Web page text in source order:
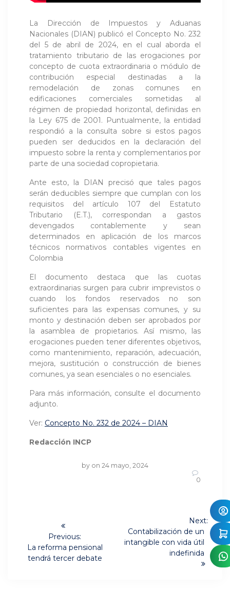
La Dirección de Impuestos y Aduanas
Nacionales (DIAN) publicó el Concepto No. 232
del 5 de abril de 2024, en el cual aborda el
tratamiento tributario de las erogaciones por
concepto de cuota extraordinaria o módulo de
contribución especial destinadas a la
remodelación de zonas comunes en
edificaciones comerciales sometidas al
régimen de propiedad horizontal, definidas en
la Ley 675 de 2001. Puntualmente, la entidad
respondió a la consulta sobre si estos pagos
pueden ser deducidos en la declaración del
impuesto sobre la renta y complementarios por
parte de una sociedad copropietaria.
Ante esto, la DIAN precisó que tales pagos
serán deducibles siempre que cumplan con los
requisitos del artículo 107 del Estatuto
Tributario (E.T.), correspondan a gastos
devengados contablemente y sean
determinados en aplicación de los marcos
técnicos normativos contables vigentes en
Colombia
El documento destaca que las cuotas
extraordinarias surgen para cubrir imprevistos o
cuando los fondos reservados no son
suficientes para las expensas comunes, y su
monto y destinación deben ser aprobados por
la asamblea de propietarios. Así mismo, las
erogaciones pueden tener diferentes objetivos,
como mantenimiento, reparación, adecuación,
mejora, sustitución o construcción de bienes
comunes, ya sean esenciales o no esenciales.
Para más información, consulte el documento
adjunto.
Ver: Concepto No. 232 de 2024 – DIAN
Redacción INCP
by on 24 mayo, 2024
0
entradas
Previous:
Previous
post:
La reforma pensional
tendrá tercer debate
Next:
Next
post:
Contabilización de un
intangible con vida útil
indefinida